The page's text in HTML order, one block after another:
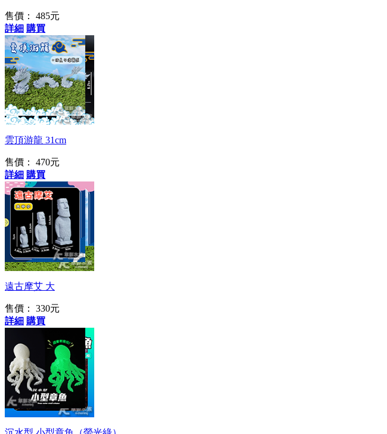
售價： 485元
詳細 購買
組合變化多
雲頂游龍 31cm
售價： 470元
詳細 購買
未解之謎
遠古摩艾 大
售價： 330元
詳細 購買
再見傑克船長